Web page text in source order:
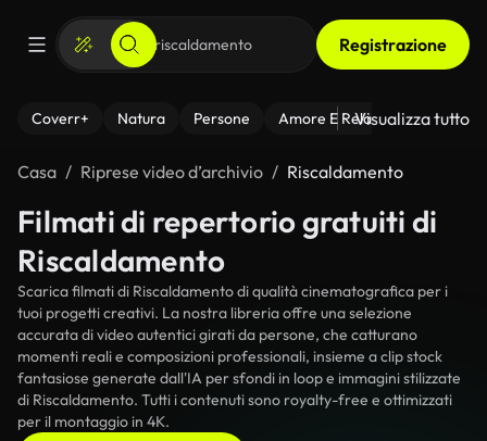
Registrazione
Coverr+ Natura Persone Amore E Relazioni Il
Visualizza tutto
Casa Riprese video d’archivio Riscaldamento
Filmati di repertorio gratuiti di
Riscaldamento
Scarica filmati di Riscaldamento di qualità cinematografica per i
tuoi progetti creativi. La nostra libreria offre una selezione
accurata di video autentici girati da persone, che catturano
momenti reali e composizioni professionali, insieme a clip stock
fantasiose generate dall'IA per sfondi in loop e immagini stilizzate
di Riscaldamento. Tutti i contenuti sono royalty-free e ottimizzati
per il montaggio in 4K.